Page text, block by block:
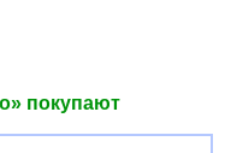
покупают